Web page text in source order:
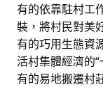
有的依靠駐村工
裝，將村民對美
有的巧用生態資
活村集體經濟的“
有的易地搬遷村